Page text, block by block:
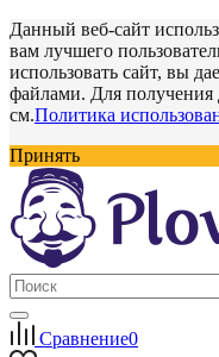
Данный веб-сайт
вам лучшего
использовать сайт, вы
файлами. Для
см.Политика
Принять
Сравнение0